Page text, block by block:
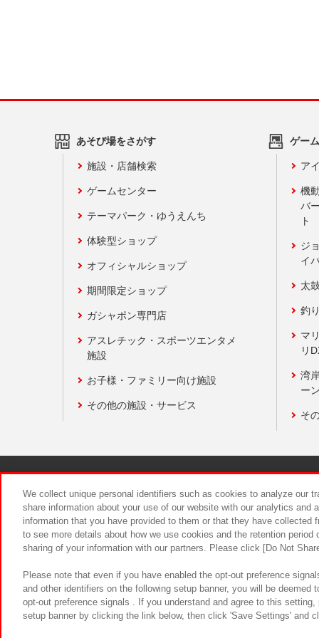
あそび場をさがす
施設・店舗検索
ゲームセンター
テーマパーク・ゆうえんち
体験型ショップ
オフィシャルショップ
期間限定ショップ
ガシャポン専門店
アスレチック・スポーツエンタメ
施設
お子様・ファミリー向け施設
その他の施設・サービス
ゲー
ア
機
バ
ト
ジ
イ
太
釣
マ
リ
湾
ー
そ
食品のご
We collect unique personal identifiers such as cookies to analyze our
share information about your use of our website with our analytics and
information that you have provided to them or that they have
to see more details about how we use cookies and the retention
sharing of your information with our partners. Please click [Do Not
Please note that even if you have enabled the opt-out preference
and other identifiers on the following setup banner, you will be
opt-out preference signals . If you understand and agree to this
setup banner by clicking the link below, then click 'Save Settings' and